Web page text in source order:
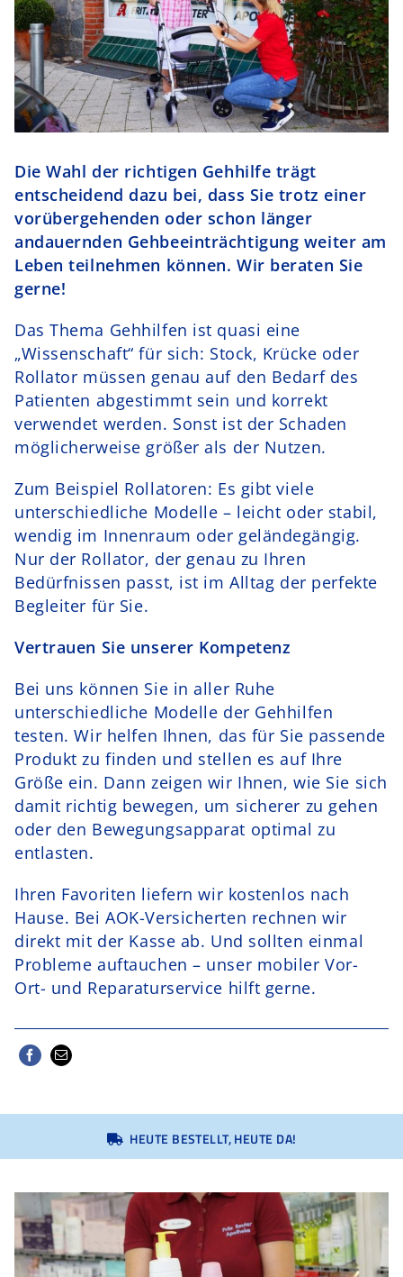
Schurr Murr
Kontakt
Die Wahl der richtigen Gehhilfe trägt
entscheidend dazu bei, dass Sie trotz einer
vorübergehenden oder schon länger
andauernden Gehbeeinträchtigung weiter am
Leben teilnehmen können. Wir beraten Sie
gerne!
Das Thema Gehhilfen ist quasi eine
„Wissenschaft“ für sich: Stock, Krücke oder
Rollator müssen genau auf den Bedarf des
Patienten abgestimmt sein und korrekt
verwendet werden. Sonst ist der Schaden
möglicherweise größer als der Nutzen.
Zum Beispiel Rollatoren: Es gibt viele
unterschiedliche Modelle – leicht oder stabil,
wendig im Innenraum oder geländegängig.
Nur der Rollator, der genau zu Ihren
Bedürfnissen passt, ist im Alltag der perfekte
Begleiter für Sie.
Vertrauen Sie unserer Kompetenz
Bei uns können Sie in aller Ruhe
unterschiedliche Modelle der Gehhilfen
testen. Wir helfen Ihnen, das für Sie passende
Produkt zu finden und stellen es auf Ihre
Größe ein. Dann zeigen wir Ihnen, wie Sie sich
damit richtig bewegen, um sicherer zu gehen
oder den Bewegungsapparat optimal zu
entlasten.
Ihren Favoriten liefern wir kostenlos nach
Hause. Bei AOK-Versicherten rechnen wir
direkt mit der Kasse ab. Und sollten einmal
Probleme auftauchen – unser mobiler Vor-
Ort- und Reparaturservice hilft gerne.
HEUTE BESTELLT, HEUTE DA!